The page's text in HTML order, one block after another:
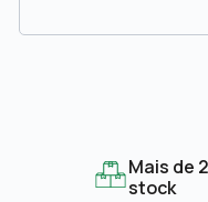
Mais de
stock